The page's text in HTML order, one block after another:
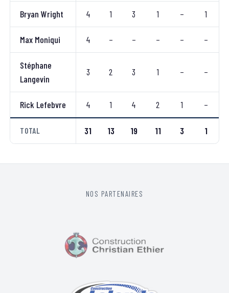
Bryan Wright 4 1 3 1 – 1
Max Moniqui 4 – – – – –
Stéphane
Langevin
3 2 3 1 – –
Rick Lefebvre 4 1 4 2 1 –
TOTAL 31 13 19 11 3 1
NOS PARTENAIRES